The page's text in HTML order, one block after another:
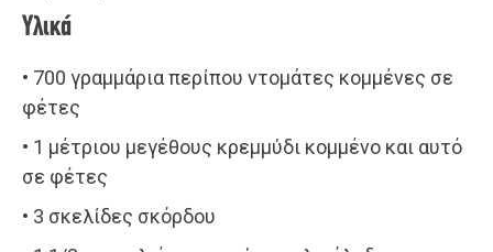
Υλικά
• 700 γραμμάρια περίπου ντομάτες κομμένες σε
φέτες
• 1 μέτριου μεγέθους κρεμμύδι κομμένο και αυτό
σε φέτες
• 3 σκελίδες σκόρδου